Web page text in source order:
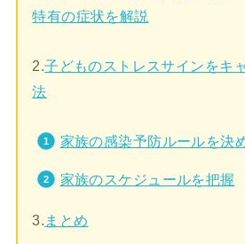
特有の症状を解説
2.子どものストレスサインをキ
法
家族の感染予防ルールを決
家族のスケジュールを把握
3. まとめ